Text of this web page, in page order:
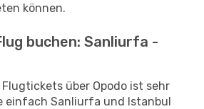
können.
buchen: Sanliurfa -
über Opodo ist sehr
einfach Sanliurfa und Istanbul